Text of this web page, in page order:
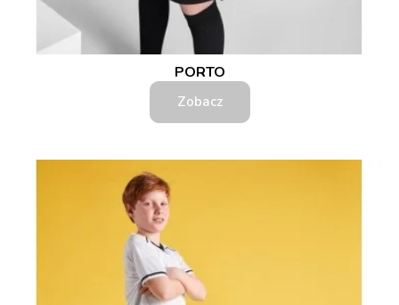
PORTO
Zobacz